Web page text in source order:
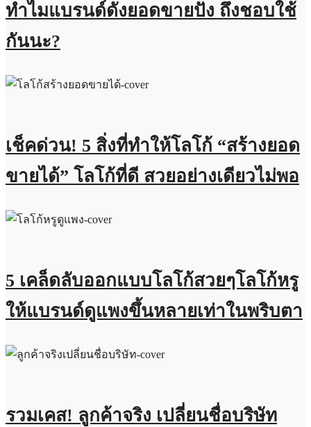
ทำไมแบรนด์ดังยอดขายปัง ถึงชอบใช้
กันนะ?
เช็คด่วน! 5 สิ่งที่ทำให้โลโก้ “สร้างยอด
ขายได้” โลโก้ที่ดี สวยอย่างเดียวไม่พอ
5 เคล็ดลับออกแบบโลโก้สวยๆโลโก้หรู
ให้แบรนด์ดูแพงขึ้นหลายเท่าในพริบตา
รวมเคส! ลูกค้าจริง เปลี่ยนชื่อบริษัท